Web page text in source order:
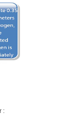
: